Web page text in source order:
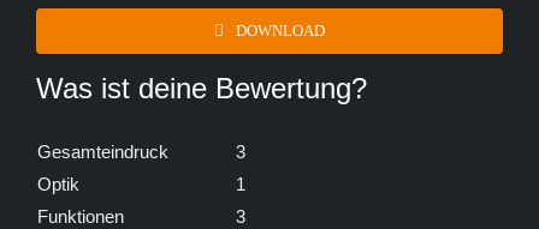
DOWNLOAD
Was ist deine Bewertung?
Gesamteindruck
3
Optik
1
Funktionen
3